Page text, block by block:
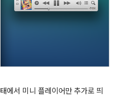
에서 미니 플레이어만 추가로 띄